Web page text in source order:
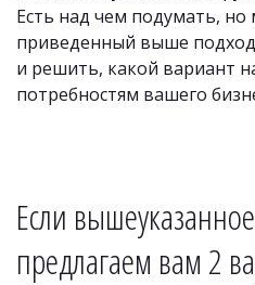
Есть над чем подумать, но
приведенный выше
и решить, какой вариант
потребностям вашего
Если
предлагаем вам 2